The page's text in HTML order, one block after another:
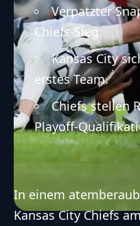
Verpatzter
Chiefs-Sieg.
Kansas City
erstes Team.
Chiefs stellen
Playoff-
In einem
Kansas City Chiefs